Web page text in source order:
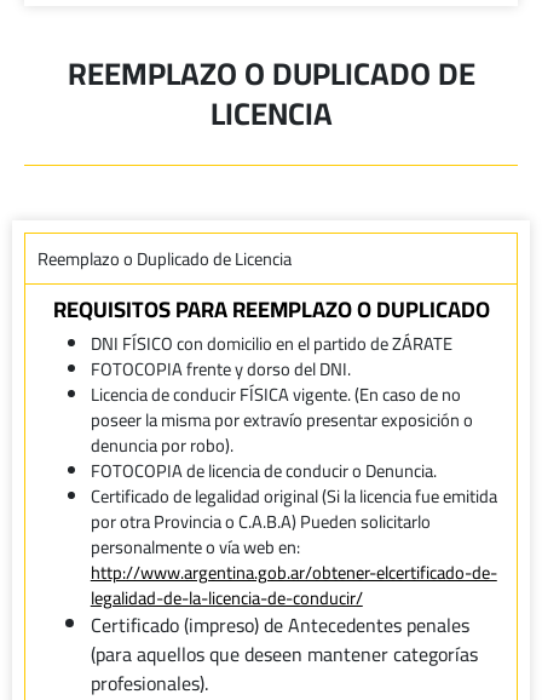
REEMPLAZO O DUPLICADO DE
LICENCIA
Reemplazo o Duplicado de Licencia
REQUISITOS PARA REEMPLAZO O DUPLICADO
DNI FÍSICO con domicilio en el partido de ZÁRATE
FOTOCOPIA frente y dorso del DNI.
Licencia de conducir FÍSICA vigente. (En caso de no
poseer la misma por extravío presentar exposición o
denuncia por robo).
FOTOCOPIA de licencia de conducir o Denuncia.
Certificado de legalidad original (Si la licencia fue emitida
por otra Provincia o C.A.B.A) Pueden solicitarlo
personalmente o vía web en:
http://www.argentina.gob.ar/obtener-elcertificado-de-
legalidad-de-la-licencia-de-conducir/
Certificado (impreso) de Antecedentes penales
(para aquellos que deseen mantener categorías
profesionales).